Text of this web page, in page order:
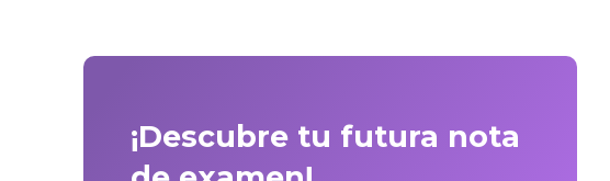
¡Descubre tu futura nota